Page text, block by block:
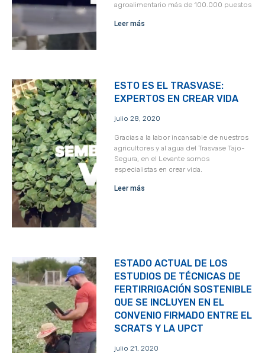
agroalimentario más de 100.000 puestos
Leer más
ESTO ES EL TRASVASE:
EXPERTOS EN CREAR VIDA
julio 28, 2020
Gracias a la labor incansable de nuestros
agricultores y al agua del Trasvase Tajo-
Segura, en el Levante somos
especialistas en crear vida.
Leer más
ESTADO ACTUAL DE LOS
ESTUDIOS DE TÉCNICAS DE
FERTIRRIGACIÓN SOSTENIBLE
QUE SE INCLUYEN EN EL
CONVENIO FIRMADO ENTRE EL
SCRATS Y LA UPCT
julio 21, 2020